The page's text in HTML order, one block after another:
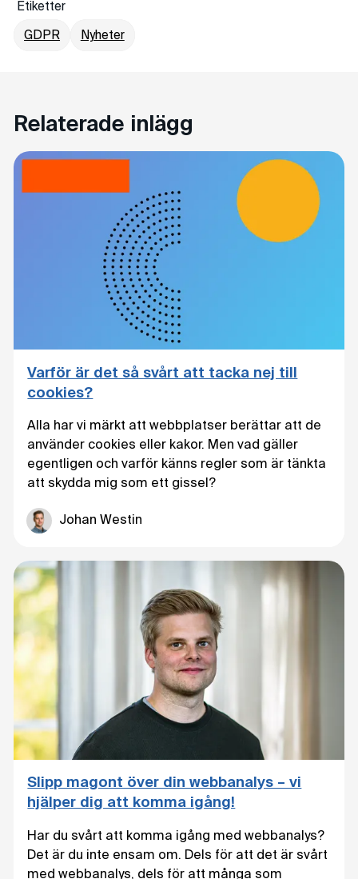
Etiketter
GDPR Nyheter
Relaterade inlägg
Varför är det så svårt att tacka nej till
cookies?
Alla har vi märkt att webbplatser berättar att de
använder cookies eller kakor. Men vad gäller
egentligen och varför känns regler som är tänkta
att skydda mig som ett gissel?
Johan Westin
Slipp magont över din webbanalys – vi
hjälper dig att komma igång!
Har du svårt att komma igång med webbanalys?
Det är du inte ensam om. Dels för att det är svårt
med webbanalys, dels för att många som